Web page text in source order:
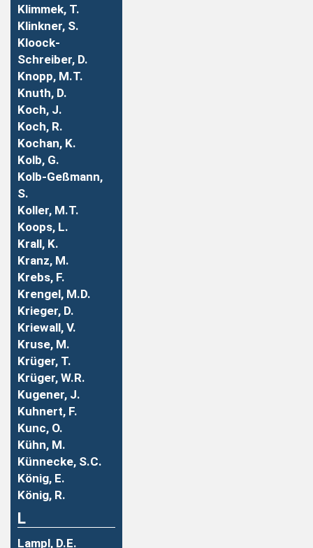
Klimmek, T.
Klinkner, S.
Kloock-
Schreiber, D.
Knopp, M.T.
Knuth, D.
Koch, J.
Koch, R.
Kochan, K.
Kolb, G.
Kolb-Geßmann,
S.
Koller, M.T.
Koops, L.
Krall, K.
Kranz, M.
Krebs, F.
Krengel, M.D.
Krieger, D.
Kriewall, V.
Kruse, M.
Krüger, T.
Krüger, W.R.
Kugener, J.
Kuhnert, F.
Kunc, O.
Kühn, M.
Künnecke, S.C.
König, E.
König, R.
L
Lampl, D.E.